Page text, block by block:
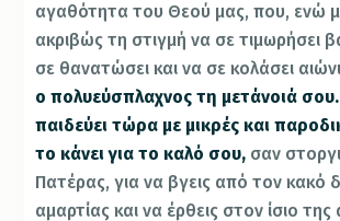
αγαθότητα του Θεού μας, που, ενώ
ακριβώς τη στιγμή να σε τιμωρήσει
σε θανατώσει και να σε κολάσει
ο πολυεύσπλαχνος τη μετάνοιά σου.
παιδεύει τώρα με μικρές και
το κάνει για το καλό σου, σαν
Πατέρας, για να βγεις από τον κακό
αμαρτίας και να έρθεις στον ίσιο της